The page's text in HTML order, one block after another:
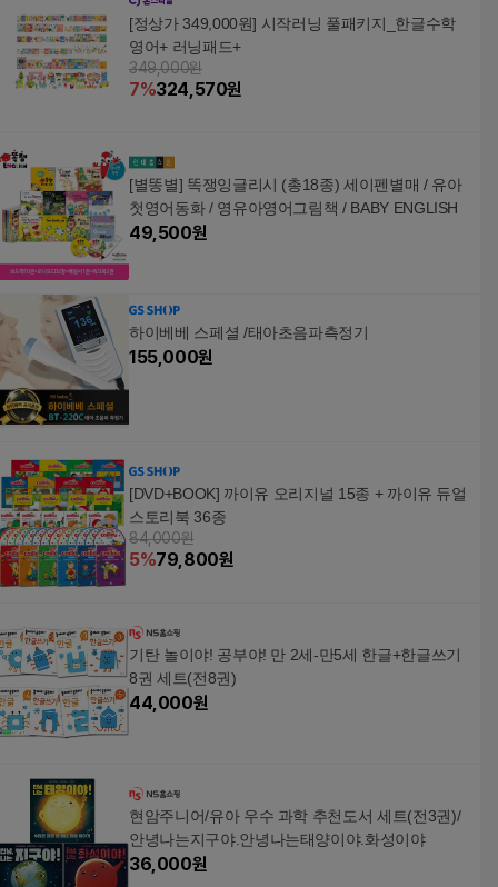
[정상가 349,000원] 시작러닝 풀패키지_한글수학
영어+ 러닝패드+
349,000원
7%324,570원
[별똥별] 똑쟁잉글리시 (총18종) 세이펜별매 / 유아
첫영어동화 / 영유아영어그림책 / BABY ENGLISH
49,500원
하이베베 스페셜 /태아초음파측정기
155,000원
[DVD+BOOK] 까이유 오리지널 15종 + 까이유 듀얼
스토리북 36종
84,000원
5%79,800원
기탄 놀이야! 공부야! 만 2세-만5세 한글+한글쓰기
8권 세트(전8권)
44,000원
현암주니어/유아 우수 과학 추천도서 세트(전3권)/
안녕나는지구야.안녕나는태양이야.화성이야
36,000원